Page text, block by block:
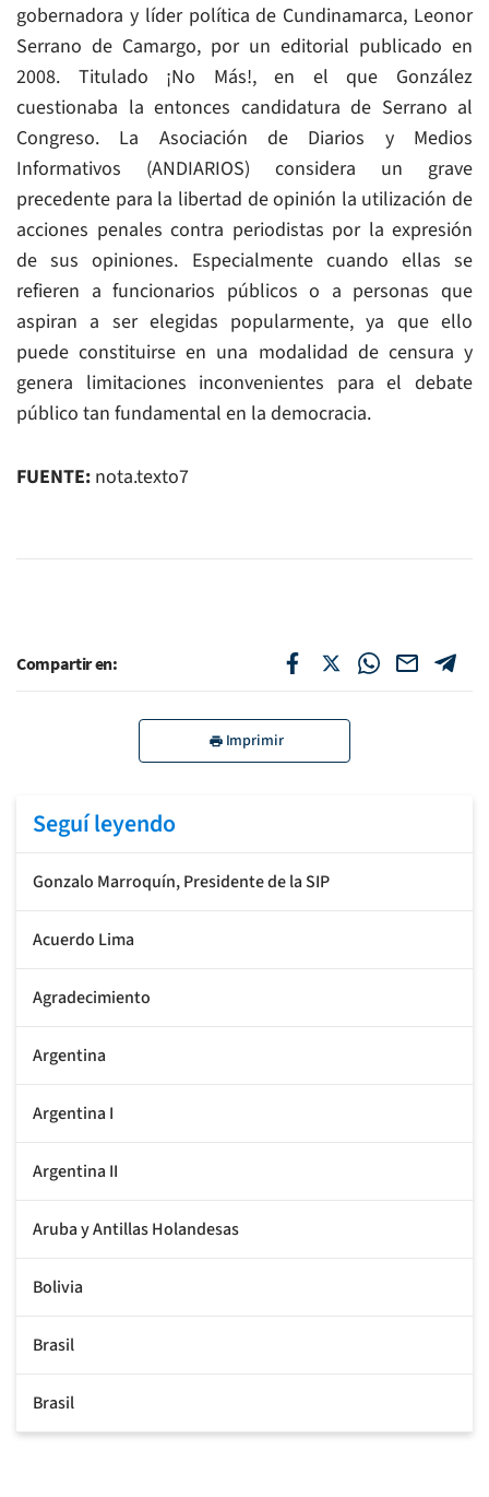
gobernadora y líder política de Cundinamarca, Leonor
Serrano de Camargo, por un editorial publicado en
2008. Titulado ¡No Más!, en el que González
cuestionaba la entonces candidatura de Serrano al
Congreso. La Asociación de Diarios y Medios
Informativos (ANDIARIOS) considera un grave
precedente para la libertad de opinión la utilización de
acciones penales contra periodistas por la expresión
de sus opiniones. Especialmente cuando ellas se
refieren a funcionarios públicos o a personas que
aspiran a ser elegidas popularmente, ya que ello
puede constituirse en una modalidad de censura y
genera limitaciones inconvenientes para el debate
público tan fundamental en la democracia.
FUENTE: nota.texto7
Compartir en:
Imprimir
Seguí leyendo
Gonzalo Marroquín, Presidente de la SIP
Acuerdo Lima
Agradecimiento
Argentina
Argentina I
Argentina II
Aruba y Antillas Holandesas
Bolivia
Brasil
Brasil